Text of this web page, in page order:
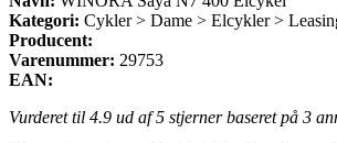
Kategori: Cykler > Dame > Elcykler >
Producent:
Varenummer: 29753
EAN:
Vurderet til 4.9 ud af 5 stjerner baseret på 3